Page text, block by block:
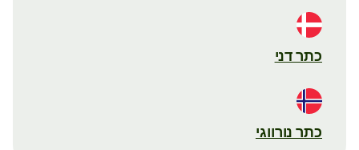
כתר דני
כתר נורווגי